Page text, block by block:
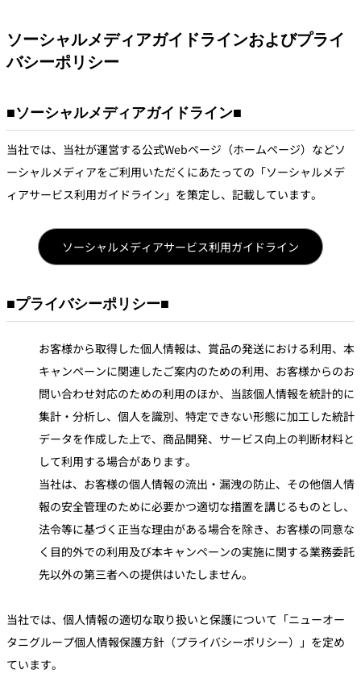
ソーシャルメディアガイドラインおよびプライ
バシーポリシー
■ソーシャルメディアガイドライン■
当社では、当社が運営する公式Webページ（ホームページ）などソ
ーシャルメディアをご利用いただくにあたっての「ソーシャルメデ
ィアサービス利用ガイドライン」を策定し、記載しています。
ソーシャルメディアサービス利用ガイドライン
■プライバシーポリシー■
お客様から取得した個人情報は、賞品の発送における利用、本
キャンペーンに関連したご案内のための利用、お客様からのお
問い合わせ対応のための利用のほか、当該個人情報を統計的に
集計・分析し、個人を識別、特定できない形態に加工した統計
データを作成した上で、商品開発、サービス向上の判断材料と
して利用する場合があります。
当社は、お客様の個人情報の流出・漏洩の防止、その他個人情
報の安全管理のために必要かつ適切な措置を講じるものとし、
法令等に基づく正当な理由がある場合を除き、お客様の同意な
く目的外での利用及び本キャンペーンの実施に関する業務委託
先以外の第三者への提供はいたしません。
当社では、個人情報の適切な取り扱いと保護について「ニューオー
タニグループ個人情報保護方針（プライバシーポリシー）」を定め
ています。